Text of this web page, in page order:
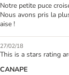
Notre petite puce
Nous avons pris la
aise !
27/02/18
This is a stars rating
CANAPE